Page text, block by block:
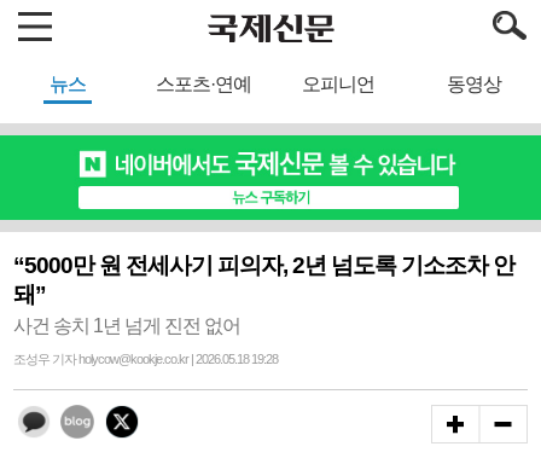
뉴스 스포츠·연예 오피니언 동영상
“5000만 원 전세사기 피의자, 2년 넘도록 기소조차 안
돼”
사건 송치 1년 넘게 진전 없어
조성우 기자 holycow@kookje.co.kr | 2026.05.18 19:28